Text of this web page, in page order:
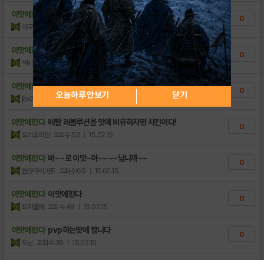
■■6성 슬러그■■ 등급표 2.2업데이트
[리뷰] 메탈슬러그와 RPG의 만남, 메탈슬러..
[인터뷰] 모바일 RPG로 돌아온 메탈슬러그 ..
이맛에한다 메탈슬러그 팀대전 맛에 한다!
야구마구짱 조회수:59 | 15.02.16 1
0
이맛에한다 메탈슬러그는 바로 이맛아닙니까 ㅋ
섹시아민다 조회수:97 | 15.02.16
0
이맛에한다 이맛에한다
jbk2195 조회수:72 | 15.02.15
0
이맛에한다 메탈 레볼루션을 맛에 비유하자면 치킨이다!
오리오리얌 조회수:53 | 15.02.15
0
이맛에한다 바~~로 이맛~아~~~~닙니까~~
원샷마이아포 조회수:65 | 15.02.15
0
이맛에한다 이맛에한다
회떠줄까 조회수:48 | 15.02.15
0
이맛에한다 pvp하는맛에 합니다
토닝 조회수:39 | 15.02.15
0
오늘하루 안보기 닫기